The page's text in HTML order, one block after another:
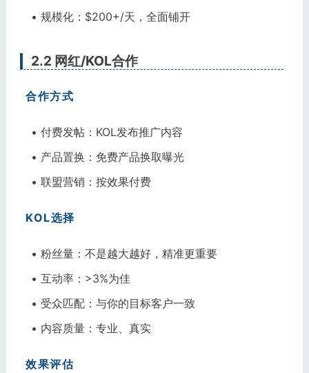
• 规模化：$200+/天，全面铺开
2.2 网红/KOL合作
合作方式
• 付费发帖：KOL发布推广内容
• 产品置换：免费产品换取曝光
• 联盟营销：按效果付费
KOL选择
• 粉丝量：不是越大越好，精准更重要
• 互动率：>3%为佳
• 受众匹配：与你的目标客户一致
• 内容质量：专业、真实
效果评估